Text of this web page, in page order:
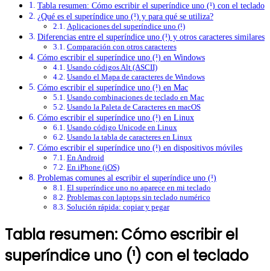
Tabla resumen: Cómo escribir el superíndice uno (¹) con el teclado
¿Qué es el superíndice uno (¹) y para qué se utiliza?
Aplicaciones del superíndice uno (¹)
Diferencias entre el superíndice uno (¹) y otros caracteres similares
Comparación con otros caracteres
Cómo escribir el superíndice uno (¹) en Windows
Usando códigos Alt (ASCII)
Usando el Mapa de caracteres de Windows
Cómo escribir el superíndice uno (¹) en Mac
Usando combinaciones de teclado en Mac
Usando la Paleta de Caracteres en macOS
Cómo escribir el superíndice uno (¹) en Linux
Usando código Unicode en Linux
Usando la tabla de caracteres en Linux
Cómo escribir el superíndice uno (¹) en dispositivos móviles
En Android
En iPhone (iOS)
Problemas comunes al escribir el superíndice uno (¹)
El superíndice uno no aparece en mi teclado
Problemas con laptops sin teclado numérico
Solución rápida: copiar y pegar
Tabla resumen: Cómo escribir el
superíndice uno (¹) con el teclado